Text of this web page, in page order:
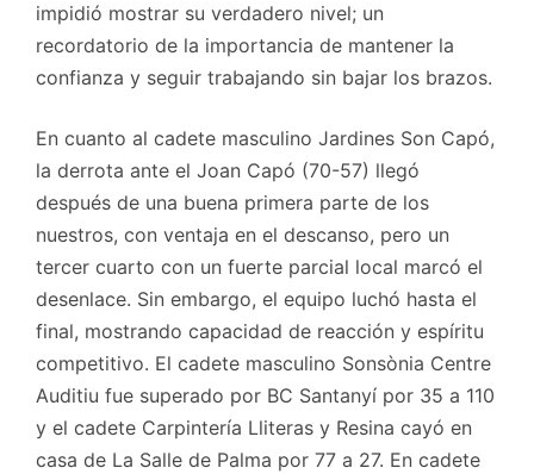
impidió mostrar su verdadero nivel; un
recordatorio de la importancia de mantener la
confianza y seguir trabajando sin bajar los brazos.
En cuanto al cadete masculino Jardines Son Capó,
la derrota ante el Joan Capó (70-57) llegó
después de una buena primera parte de los
nuestros, con ventaja en el descanso, pero un
tercer cuarto con un fuerte parcial local marcó el
desenlace. Sin embargo, el equipo luchó hasta el
final, mostrando capacidad de reacción y espíritu
competitivo. El cadete masculino Sonsònia Centre
Auditiu fue superado por BC Santanyí por 35 a 110
y el cadete Carpintería Lliteras y Resina cayó en
casa de La Salle de Palma por 77 a 27. En cadete